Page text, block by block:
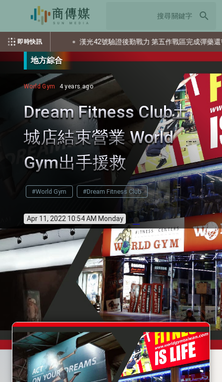
search
即時快訊
個資？ 漢光42號驗證後勤戰力 第五作戰區完成彈藥還屯整備
地方綜合
World Gym 4 years ago
Dream Fitness Club土
城店結束營業 World
Gym出手援救
#World Gym #Dream Fitness Club
Apr 11, 2022 10:54 AM Monday info